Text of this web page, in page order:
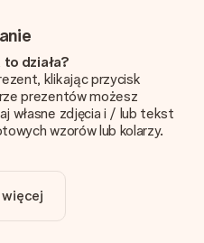
działa?
klikając przycisk
prezentów możesz
własne zdjęcia i / lub tekst
wzorów lub kolarzy.
obejmuje personalizację
tekstów nie wpływa na
więcej